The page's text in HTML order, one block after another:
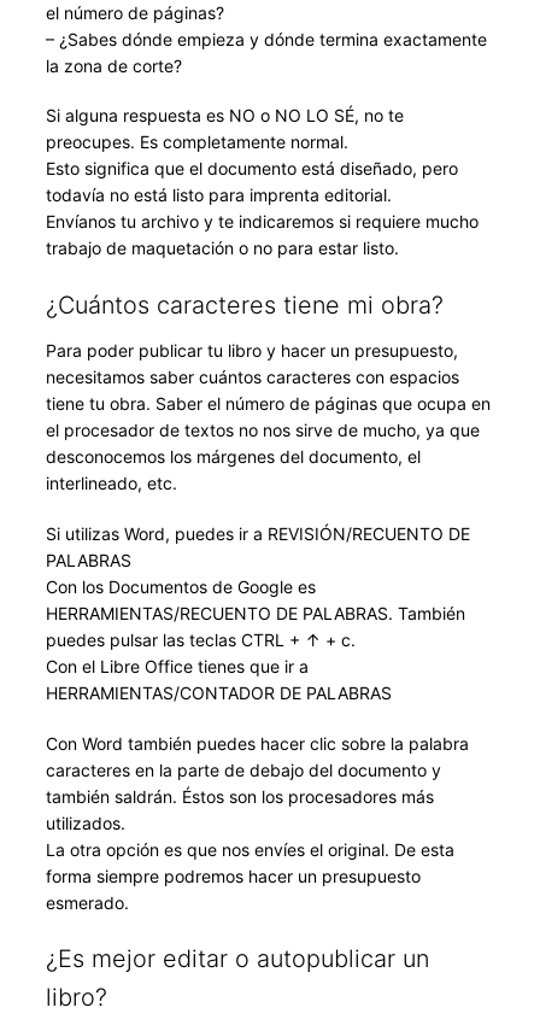
el número de páginas?
– ¿Sabes dónde empieza y dónde termina exactamente
la zona de corte?
Si alguna respuesta es NO o NO LO SÉ, no te
preocupes. Es completamente normal.
Esto significa que el documento está diseñado, pero
todavía no está listo para imprenta editorial.
Envíanos tu archivo y te indicaremos si requiere mucho
trabajo de maquetación o no para estar listo.
¿Cuántos caracteres tiene mi obra?
Para poder publicar tu libro y hacer un presupuesto,
necesitamos saber cuántos caracteres con espacios
tiene tu obra. Saber el número de páginas que ocupa en
el procesador de textos no nos sirve de mucho, ya que
desconocemos los márgenes del documento, el
interlineado, etc.
Si utilizas Word, puedes ir a REVISIÓN/RECUENTO DE
PALABRAS
Con los Documentos de Google es
HERRAMIENTAS/RECUENTO DE PALABRAS. También
puedes pulsar las teclas CTRL + ↑ + c.
Con el Libre Office tienes que ir a
HERRAMIENTAS/CONTADOR DE PALABRAS
Con Word también puedes hacer clic sobre la palabra
caracteres en la parte de debajo del documento y
también saldrán. Éstos son los procesadores más
utilizados.
La otra opción es que nos envíes el original. De esta
forma siempre podremos hacer un presupuesto
esmerado.
¿Es mejor editar o autopublicar un
libro?